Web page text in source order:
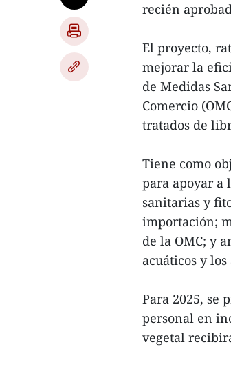
recién
El proyecto,
mejorar la
de Medidas
Comercio
tratados de
Tiene como
para apoyar a
sanitarias y
importación;
de la OMC; y
acuáticos y
Para 2025, se
personal en
vegetal